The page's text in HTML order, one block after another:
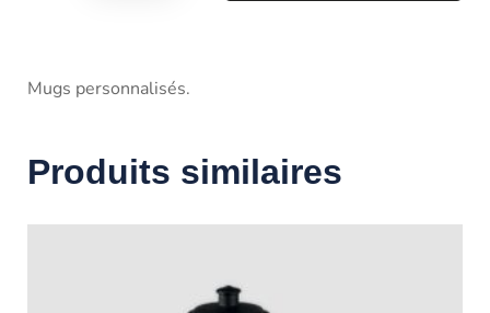
Mugs personnalisés.
Produits similaires